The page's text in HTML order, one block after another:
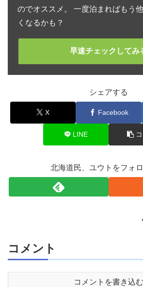
のでオススメ。 一度泊まればもう
くなるかも？
早速チェックしてみ
シェアする
X Facebook
LINE
北海道民、ユウトをフォ
コメント
コメントを書き込む